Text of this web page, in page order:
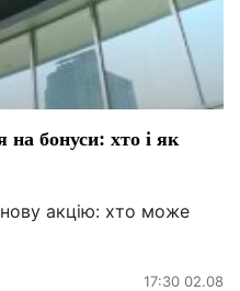
бонуси: хто і як
акцію: хто може
17:30 02.08